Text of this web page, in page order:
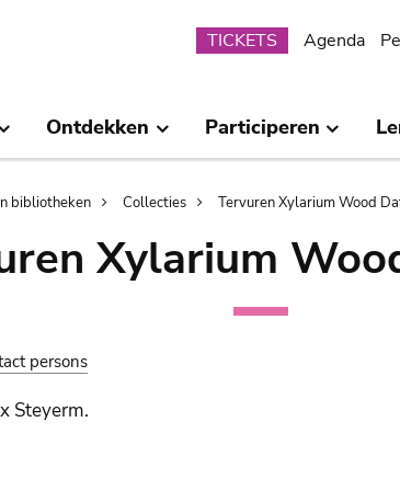
Submenu
TICKETS Agenda
Ontdekken Participeren
bibliotheken Collecties Tervuren Xylarium Wood
Xylarium
persons
Steyerm.